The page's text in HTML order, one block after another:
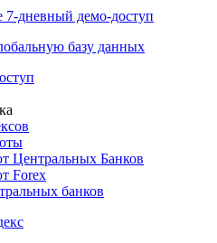
7-дневный демо-доступ
базу данных
Центральных Банков
Forex
банков